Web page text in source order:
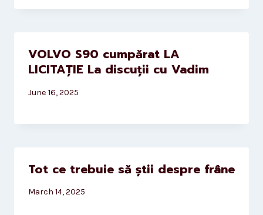
VOLVO S90 cumpărat LA
LICITAȚIE La discuții cu Vadim
June 16, 2025
Tot ce trebuie să știi despre frâne
March 14, 2025